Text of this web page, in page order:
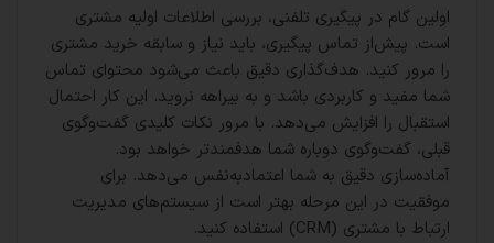
اولین گام در پیگیری تلفنی، بررسی اطلاعات اولیه مشتری
است. پیش‌از تماس پیگیری، باید نیاز و سابقه خرید مشتری
را مرور کنید. هدف‌گذاری دقیق باعث می‌شود محتوای تماس
شما مفید و کاربردی باشد و به بیراهه نروید. این کار احتمال
استقبال را افزایش می‌دهد. با مرور نکات کلیدی گفت‌وگوی
قبلی، گفت‌وگوی دوباره شما هدفمند‌تر خواهد بود.
آماده‌سازی دقیق به شما اعتمادبه‌نفس می‌دهد. برای
موفقیت در این مرحله بهتر است از سیستم‌های مدیریت
ارتباط با مشتری (CRM) استفاده کنید.